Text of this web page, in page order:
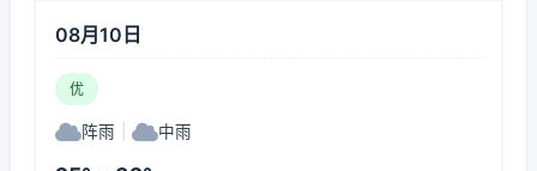
08月10日
优
阵雨 中雨